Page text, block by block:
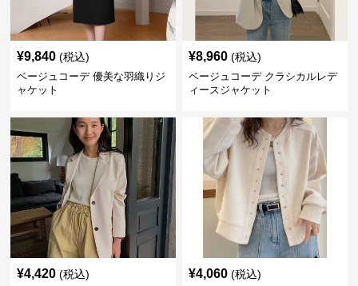
¥9,840 (税込)
ベージュコーデ 優美な羽織りジ
ャケット
¥8,960 (税込)
ベージュコーデ クラシカルレデ
ィースジャケット
¥4,420 (税込) ¥4,060 (税込)